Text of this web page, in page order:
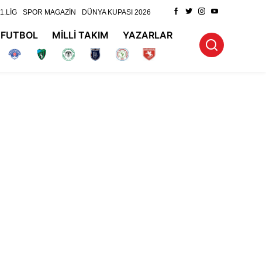
1.LİG SPOR MAGAZİN DÜNYA KUPASI 2026
FUTBOL MİLLİ TAKIM YAZARLAR